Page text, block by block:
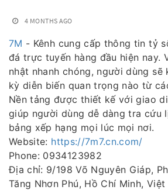
4 MONTHS AGO
7M - Kênh cung cấp thông tin tỷ
đá trực tuyến hàng đầu hiện nay.
nhật nhanh chóng, người dùng
kỳ diễn biến quan trọng nào từ
Nền tảng được thiết kế với giao
giúp người dùng dễ dàng tra cứu
bảng xếp hạng mọi lúc mọi nơi.
Website: https://7m7.cn.com/
Phone: 0934123982
Địa chỉ: 9/198 Võ Nguyên Giáp,
Tăng Nhơn Phú, Hồ Chí Minh, Việt